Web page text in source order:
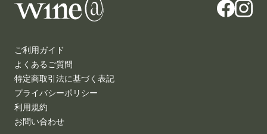
ご利用ガイド
よくあるご質問
特定商取引法に基づく表記
プライバシーポリシー
利用規約
お問い合わせ